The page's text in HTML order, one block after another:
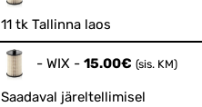
11 tk Tallinna laos
- WIX - 15.00€ (sis. KM)
Saadaval järeltellimisel